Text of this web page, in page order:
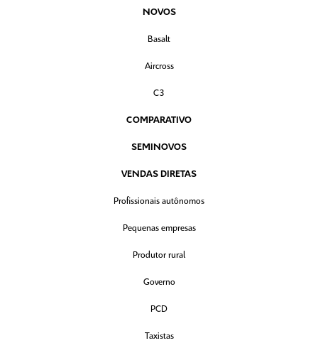
NOVOS
Basalt
Aircross
C3
COMPARATIVO
SEMINOVOS
VENDAS DIRETAS
Profissionais autônomos
Pequenas empresas
Produtor rural
Governo
PCD
Taxistas